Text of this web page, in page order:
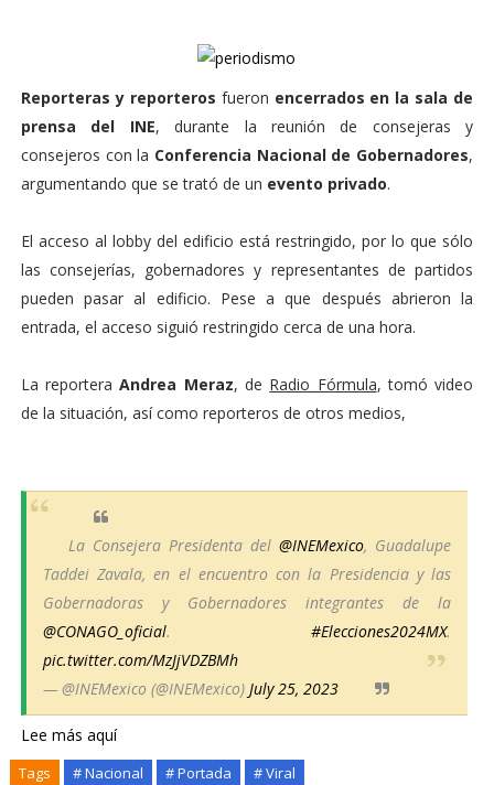
Reporteras y reporteros fueron encerrados en la sala de
prensa del INE, durante la reunión de consejeras y
consejeros con la Conferencia Nacional de Gobernadores,
argumentando que se trató de un evento privado.
El acceso al lobby del edificio está restringido, por lo que sólo
las consejerías, gobernadores y representantes de partidos
pueden pasar al edificio. Pese a que después abrieron la
entrada, el acceso siguió restringido cerca de una hora.
La reporteraAndrea Meraz, de Radio Fórmula, tomó video
de la situación, así como reporteros de otros medios,
La Consejera Presidenta del@INEMexico, Guadalupe
Taddei Zavala, en el encuentro con la Presidencia y las
Gobernadoras y Gobernadores integrantes de la
@CONAGO_oficial.#Elecciones2024MX.
pic.twitter.com/MzJjVDZBMh
— @INEMexico (@INEMexico) July 25, 2023
Lee más aquí
Tags # Nacional # Portada # Viral